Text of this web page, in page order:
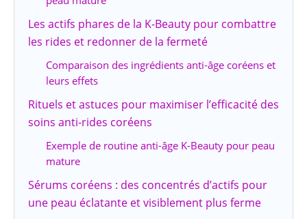
Les actifs phares de la K-Beauty pour combattre
les rides et redonner de la fermeté
Comparaison des ingrédients anti-âge coréens et
leurs effets
Rituels et astuces pour maximiser l’efficacité des
soins anti-rides coréens
Exemple de routine anti-âge K-Beauty pour peau
mature
Sérums coréens : des concentrés d’actifs pour
une peau éclatante et visiblement plus ferme